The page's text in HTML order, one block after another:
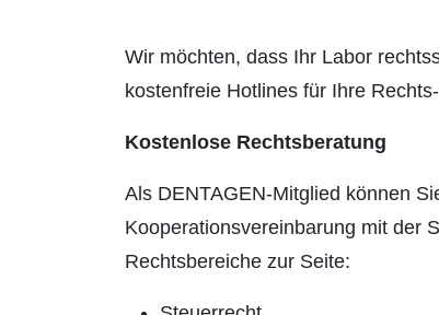
Wir möchten, dass Ihr Labor
kostenfreie Hotlines für Ihre
Kostenlose Rechtsberatung
Als DENTAGEN-Mitglied können
Kooperationsvereinbarung mit der
Rechtsbereiche zur Seite: